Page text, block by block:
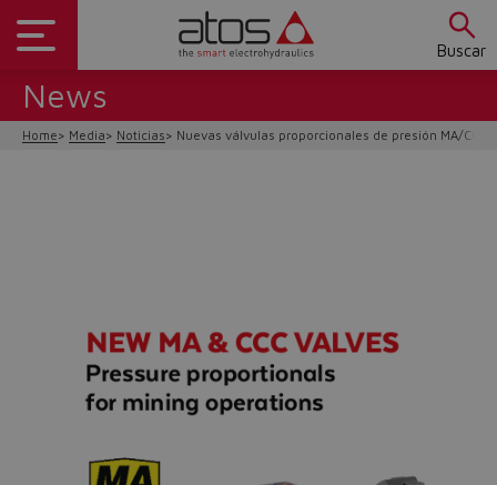
Buscar
News
Home Media Noticias Nuevas válvulas proporcionales de presión MA/CCC